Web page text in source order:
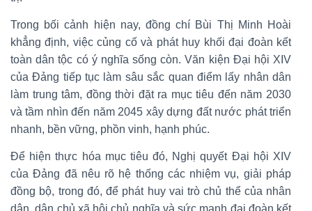
Trong bối cảnh hiện nay, đồng chí Bùi Thị Minh Hoài
khẳng định, việc củng cố và phát huy khối đại đoàn kết
toàn dân tộc có ý nghĩa sống còn. Văn kiện Đại hội XIV
của Đảng tiếp tục làm sâu sắc quan điểm lấy nhân dân
làm trung tâm, đồng thời đặt ra mục tiêu đến năm 2030
và tầm nhìn đến năm 2045 xây dựng đất nước phát triển
nhanh, bền vững, phồn vinh, hạnh phúc.
Để hiện thực hóa mục tiêu đó, Nghị quyết Đại hội XIV
của Đảng đã nêu rõ hệ thống các nhiệm vụ, giải pháp
đồng bộ, trong đó, để phát huy vai trò chủ thể của nhân